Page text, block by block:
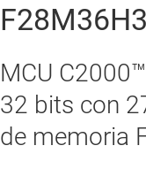
MCU
32 bits con
de memoria